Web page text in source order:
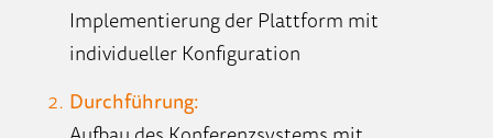
Implementierung der Plattform mit
individueller Konfiguration
Durchführung: